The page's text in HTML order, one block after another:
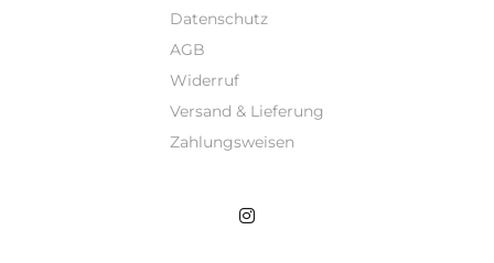
Datenschutz
AGB
Widerruf
Versand & Lieferung
Zahlungsweisen